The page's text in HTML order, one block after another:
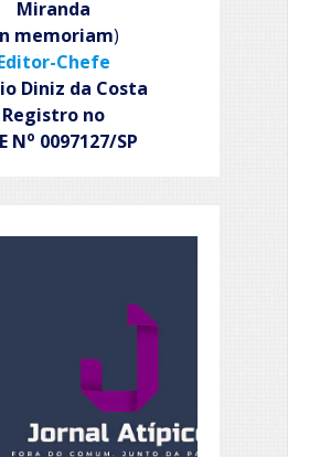
Miranda
memoriam)
Chefe
Diniz da Costa
Registro no
No 0097127/SP